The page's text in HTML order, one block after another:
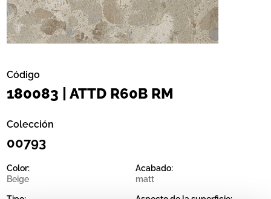
Código
180083 | ATTD R60B RM
Colección
00793
Color:
Beige
Acabado:
matt